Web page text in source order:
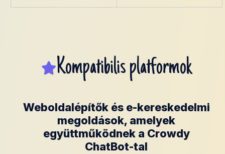
Kompatibilis platformok
Weboldalépítők és e-kereskedelmi
megoldások, amelyek
együttműködnek a Crowdy
ChatBot-tal